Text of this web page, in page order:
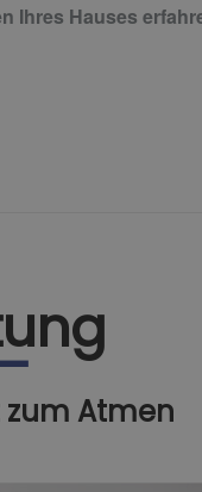
Ihres Hauses
zum Atmen